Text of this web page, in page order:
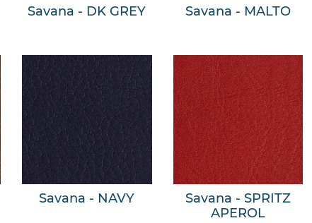
Savana - DK GREY Savana - MALTO
Savana - NAVY
Savana - SPRITZ
APEROL